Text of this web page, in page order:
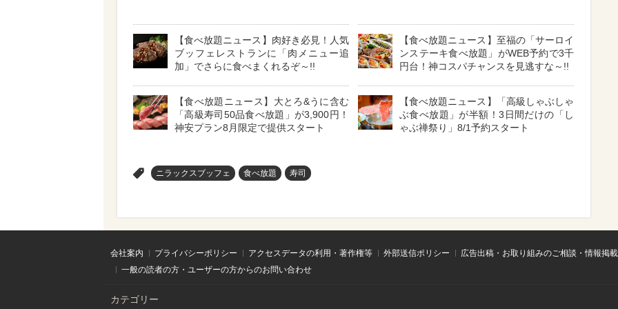
【食べ放題ニュース】肉好き必見！人気
ブッフェレストランに「肉メニュー追
加」でさらに食べまくれるぞ～!!
【食べ放題ニュース】至福の「サーロイ
ンステーキ食べ放題」がWEB予約で3千
円台！神コスパチャンスを見逃すな～!!
【食べ放題ニュース】大とろ&うに含む
「高級寿司50品食べ放題」が3,900円！
神安プラン8月限定で提供スタート
【食べ放題ニュース】「高級しゃぶしゃ
ぶ食べ放題」が半額！3日間だけの「し
ゃぶ禅祭り」8/1予約スタート
ニラックスブッフェ 食べ放題 寿司
会社案内 プライバシーポリシー アクセスデータの利用・著作権等 外部送信ポリシー
広告出稿・お取り組みのご相談・情報掲
一般の読者の方・ユーザーの方からのお問い合わせ
カテゴリー